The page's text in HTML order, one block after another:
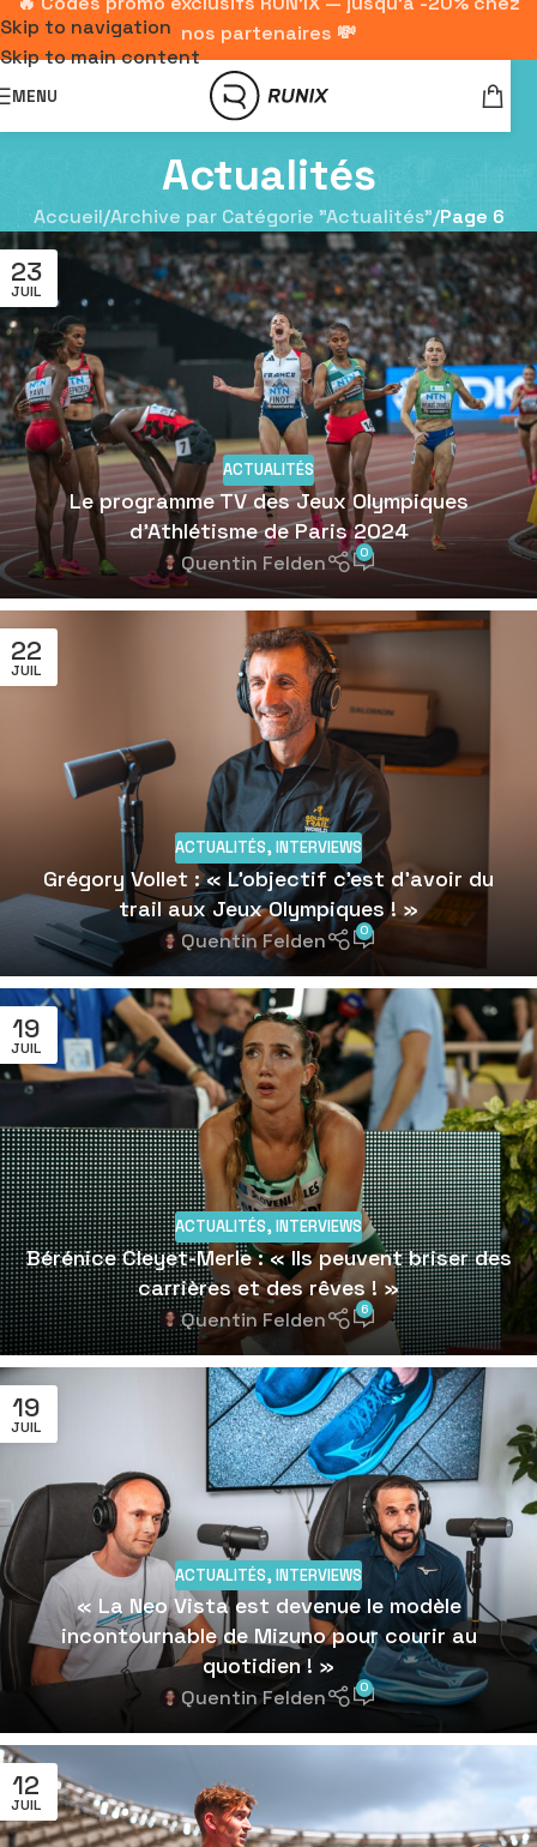
Skip to navigation
Skip to main content
nos partenaires 💸
MENU
Actualités
Accueil/Archive par Catégorie "Actualités"/Page 6
23
JUIL
ACTUALITÉS
Le programme TV des Jeux Olympiques
d’Athlétisme de Paris 2024
Quentin Felden 0
22
JUIL
ACTUALITÉS,INTERVIEWS
Grégory Vollet : « L’objectif c’est d’avoir du
trail aux Jeux Olympiques ! »
Quentin Felden 0
19
JUIL
ACTUALITÉS,INTERVIEWS
Bérénice Cleyet-Merle : « Ils peuvent briser des
carrières et des rêves ! »
Quentin Felden 6
19
JUIL
ACTUALITÉS,INTERVIEWS
« La Neo Vista est devenue le modèle
incontournable de Mizuno pour courir au
quotidien ! »
Quentin Felden 0
12
JUIL